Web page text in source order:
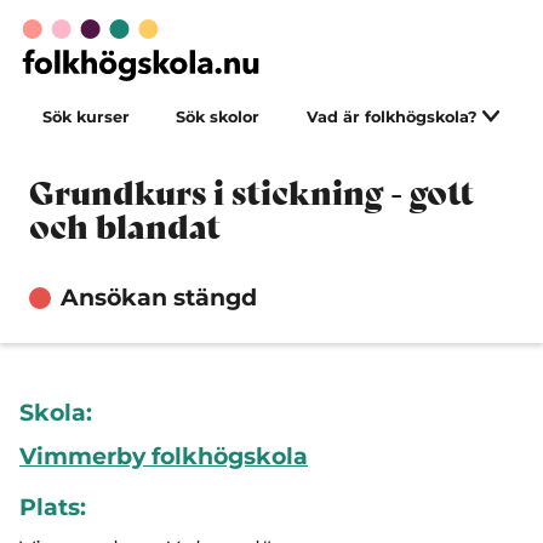
Sök kurser Sök skolor Vad är folkhögskola?
Grundkurs i stickning - gott
och blandat
Ansökan stängd
Skola:
Vimmerby folkhögskola
Plats: